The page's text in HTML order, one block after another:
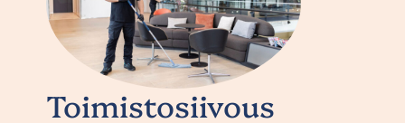
Toimistosiivous